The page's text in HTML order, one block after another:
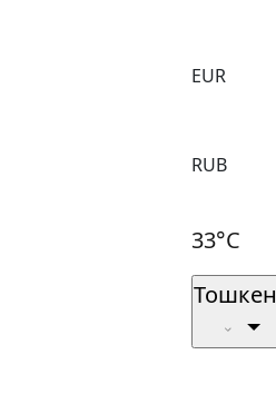
EUR
RUB
33°C